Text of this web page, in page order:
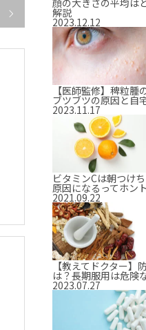

顔の大きさの平均は
解説
2023.12.12
【医師監修】稗粒
ブツブツの原因と自
2023.11.17
ビタミンCは朝つけ
原因になるってホン
2021.09.22
【教えてドクター】
は？長期服用は危険
2023.07.27